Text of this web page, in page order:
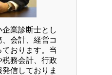
業診断士とし
会計、経営コ
おります。当
務会計、行政
信しておりま